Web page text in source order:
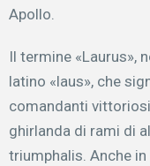
Apollo.
Il termine «Laurus»,
latino «laus», che
comandanti
ghirlanda di rami di
triumphalis. Anche in